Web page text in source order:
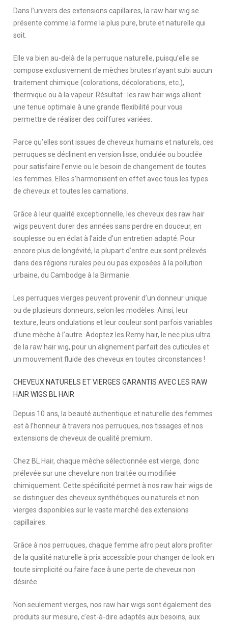
Dans l’univers des extensions capillaires, la raw hair wig se
présente comme la forme la plus pure, brute et naturelle qui
soit.
Elle va bien au-delà de la perruque naturelle, puisqu’elle se
compose exclusivement de mèches brutes n’ayant subi aucun
traitement chimique (colorations, décolorations, etc.),
thermique ou à la vapeur. Résultat : les raw hair wigs allient
une tenue optimale à une grande flexibilité pour vous
permettre de réaliser des coiffures variées.
Parce qu’elles sont issues de cheveux humains et naturels, ces
perruques se déclinent en version lisse, ondulée ou bouclée
pour satisfaire l’envie ou le besoin de changement de toutes
les femmes. Elles s’harmonisent en effet avec tous les types
de cheveux et toutes les carnations.
Grâce à leur qualité exceptionnelle, les cheveux des raw hair
wigs peuvent durer des années sans perdre en douceur, en
souplesse ou en éclat à l’aide d’un entretien adapté. Pour
encore plus de longévité, la plupart d’entre eux sont prélevés
dans des régions rurales peu ou pas exposées à la pollution
urbaine, du Cambodge à la Birmanie.
Les perruques vierges peuvent provenir d’un donneur unique
ou de plusieurs donneurs, selon les modèles. Ainsi, leur
texture, leurs ondulations et leur couleur sont parfois variables
d’une mèche à l’autre. Adoptez les Remy hair, le nec plus ultra
de la raw hair wig, pour un alignement parfait des cuticules et
un mouvement fluide des cheveux en toutes circonstances !
CHEVEUX NATURELS ET VIERGES GARANTIS AVEC LES RAW
HAIR WIGS BL HAIR
Depuis 10 ans, la beauté authentique et naturelle des femmes
est à l’honneur à travers nos perruques, nos tissages et nos
extensions de cheveux de qualité premium.
Chez BL Hair, chaque mèche sélectionnée est vierge, donc
prélevée sur une chevelure non traitée ou modifiée
chimiquement. Cette spécificité permet à nos raw hair wigs de
se distinguer des cheveux synthétiques ou naturels et non
vierges disponibles sur le vaste marché des extensions
capillaires.
Grâce à nos perruques, chaque femme afro peut alors profiter
de la qualité naturelle à prix accessible pour changer de look en
toute simplicité ou faire face à une perte de cheveux non
désirée.
Non seulement vierges, nos raw hair wigs sont également des
produits sur mesure, c’est-à-dire adaptés aux besoins, aux